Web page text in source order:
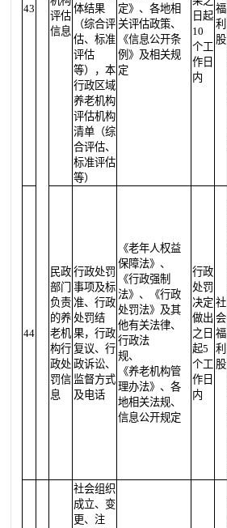
43
评估
信息
体结果
（综合评
估、标准
评估
等），本
行政区域
养老机构
评估机构
清单（综
合评估、
标准评估
等）
定》、各地相
关评估政策、
《信息公开条
例》及相关规
定
日起
10
个工
作日
内
福
利
股
44
民政
部门
负责
的养
老机
构行
政处
罚信
息
行政处罚
事项及标
准、行政
处罚结
果，行政
复议、行
政诉讼、
监督方式
及电话
《老年人权益
保障法》、
《行政强制
法》、《行政
处罚法》及其
他有关法律、
行政法
规、
《养老机构管
理办法》、各
地相关法规、
信息公开规定
行政
处罚
决定
做出
之日
起5
个工
作日
内
社
会
福
利
股
社会组织
成立、变
更、注